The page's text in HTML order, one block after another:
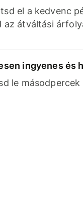
el a kedvenc
az átváltási
ingyenes és
le másodpercek